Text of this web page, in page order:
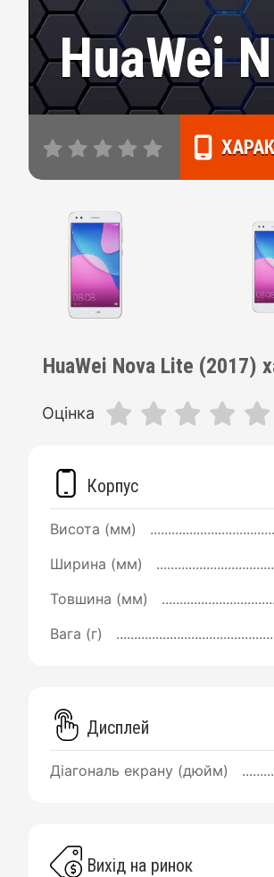
HuaWei
HuaWei Nova Lite (2017)
Оцінка
Корпус
Висота (мм)
Ширина (мм)
Товшина (мм)
Вага (г)
Дисплей
Діагональ екрану (дюйм)
Вихід на ринок